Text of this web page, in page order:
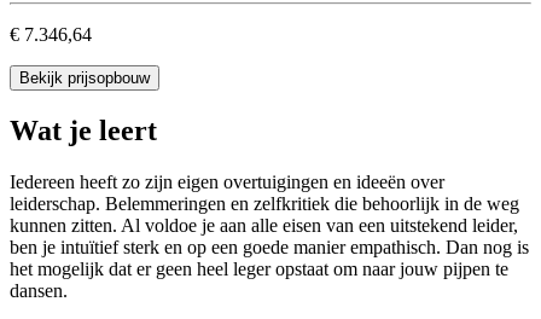
€ 7.346,64
Bekijk prijsopbouw
Wat je leert
Iedereen heeft zo zijn eigen overtuigingen en ideeën over
leiderschap. Belemmeringen en zelfkritiek die behoorlijk in de weg
kunnen zitten. Al voldoe je aan alle eisen van een uitstekend leider,
ben je intuïtief sterk en op een goede manier empathisch. Dan nog is
het mogelijk dat er geen heel leger opstaat om naar jouw pijpen te
dansen.